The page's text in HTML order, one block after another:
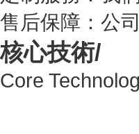
售后保障：公
核心技術/
Core